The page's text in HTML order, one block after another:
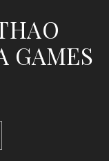
GAMES